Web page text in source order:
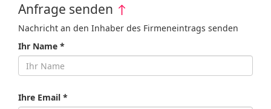
Anfrage senden ↑
Nachricht an den Inhaber des Firmeneintrags senden
Ihr Name *
Ihre Email *